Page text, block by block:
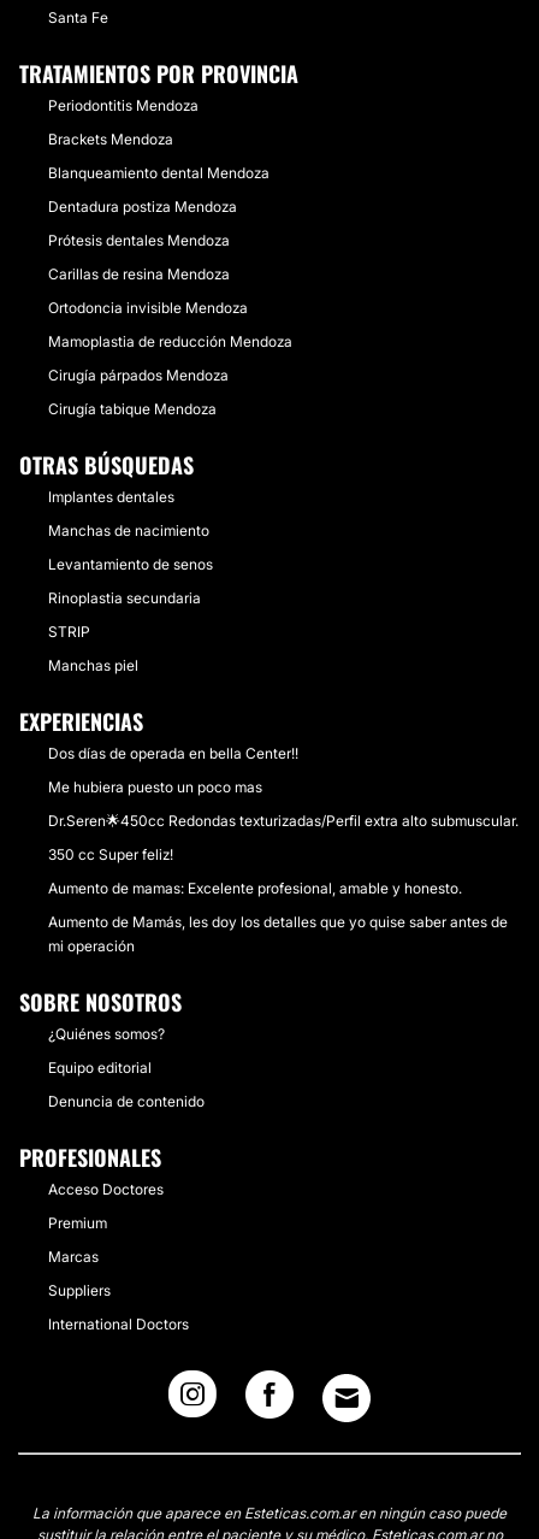
Santa Fe
TRATAMIENTOS POR PROVINCIA
Periodontitis Mendoza
Brackets Mendoza
Blanqueamiento dental Mendoza
Dentadura postiza Mendoza
Prótesis dentales Mendoza
Carillas de resina Mendoza
Ortodoncia invisible Mendoza
Mamoplastia de reducción Mendoza
Cirugía párpados Mendoza
Cirugía tabique Mendoza
OTRAS BÚSQUEDAS
Implantes dentales
Manchas de nacimiento
Levantamiento de senos
Rinoplastia secundaria
STRIP
Manchas piel
EXPERIENCIAS
Dos días de operada en bella Center!!
Me hubiera puesto un poco mas
Dr.Seren🌟450cc Redondas texturizadas/Perfil extra alto submuscular.
350 cc Super feliz!
Aumento de mamas: Excelente profesional, amable y honesto.
Aumento de Mamás, les doy los detalles que yo quise saber antes de
mi operación
SOBRE NOSOTROS
¿Quiénes somos?
Equipo editorial
Denuncia de contenido
PROFESIONALES
Acceso Doctores
Premium
Marcas
Suppliers
International Doctors
La información que aparece en Esteticas.com.ar en ningún caso puede
sustituir la relación entre el paciente y su médico. Esteticas.com.ar no